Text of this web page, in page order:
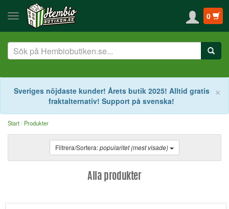
0
×
Sveriges nöjdaste kunder! Årets butik 2025! Alltid gratis
fraktalternativ! Support på svenska!
Start Produkter
Filtrera/Sortera:popularitet (mest visade)
Alla produkter